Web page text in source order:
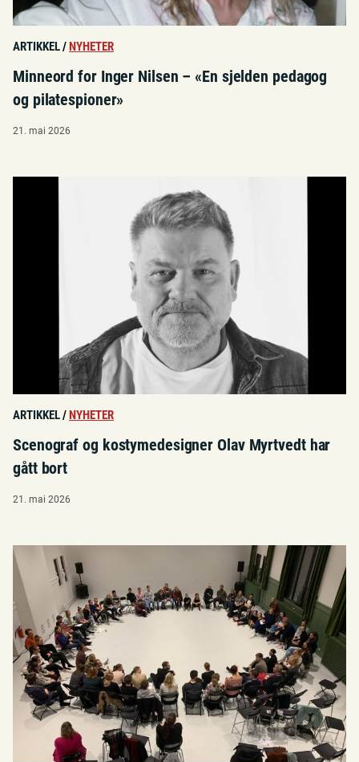
ARTIKKEL/NYHETER
Minneord for Inger Nilsen – «En sjelden pedagog
og pilatespioner»
21. mai 2026
ARTIKKEL/NYHETER
Scenograf og kostymedesigner Olav Myrtvedt har
gått bort
21. mai 2026